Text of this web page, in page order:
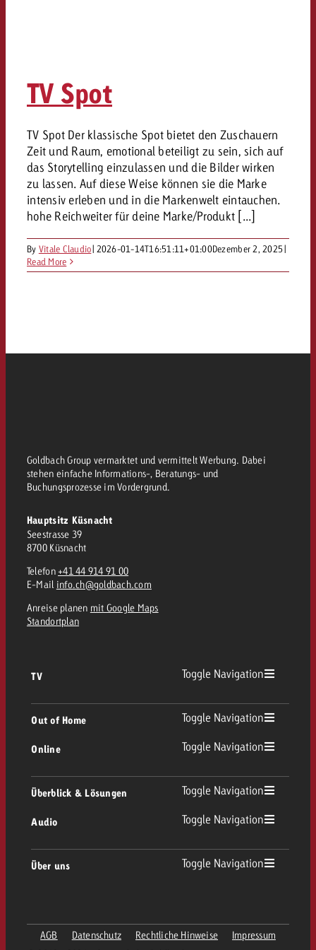
TV Spot
TV Spot Der klassische Spot bietet den Zuschauern
Zeit und Raum, emotional beteiligt zu sein, sich auf
das Storytelling einzulassen und die Bilder wirken
zu lassen. Auf diese Weise können sie die Marke
intensiv erleben und in die Markenwelt eintauchen.
hohe Reichweiter für deine Marke/Produkt [...]
By Vitale Claudio| 2026-01-14T16:51:11+01:00Dezember 2, 2025|
Read More
Goldbach Group vermarktet und vermittelt Werbung. Dabei
stehen einfache Informations-, Beratungs- und
Buchungsprozesse im Vordergrund.
Hauptsitz Küsnacht
Seestrasse 39
8700 Küsnacht
Telefon +41 44 914 91 00
E-Mail info.ch@goldbach.com
Anreise planen mit Google Maps
Standortplan
TV Toggle Navigation
Werberichtlinien
Out of Home Toggle Navigation
Out of Home Übersicht
Plakatwerbung
Digital Out of Home
Kontaktiere das OOH-Team
Online Toggle Navigation
Werbemittel-Anlieferung
Überblick & Lösungen Toggle Navigation
Beratung & Crossmedia
Werbeformate
Audio Toggle Navigation
Über uns Toggle Navigation
AGB Datenschutz Rechtliche Hinweise Impressum